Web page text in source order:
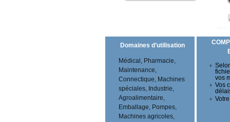
Domaines d’utilisation
Médical, Pharmacie,
Maintenance,
Connectique, Machines
spéciales, Industrie,
Agroalimentaire,
Emballage, Pompes,
Machines agricoles,
vos
Vos